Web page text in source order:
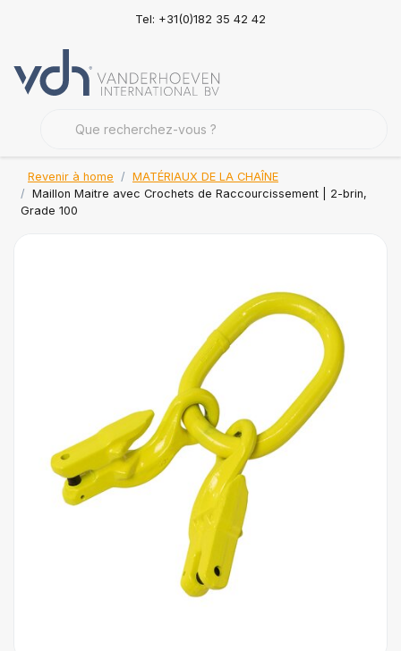
Tel: +31(0)182 35 42 42
Revenir à home
MATÉRIAUX DE LA CHAÎNE
Maillon Maitre avec Crochets de Raccourcissement | 2-brin,
Grade 100